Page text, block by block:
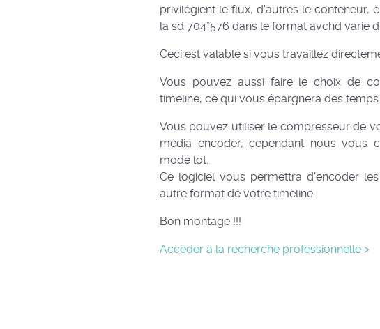
privilégient le flux, d'autres le conteneur,
la sd 704*576 dans le format avchd varie
Ceci est valable si vous travaillez
Vous pouvez aussi faire le choix de
timeline, ce qui vous épargnera des
Vous pouvez utiliser le compresseur de
média encoder, cependant nous vous
mode lot.
Ce logiciel vous permettra d'encoder
autre format de votre timeline.
Bon montage !!!
Accéder à la recherche professionnelle >